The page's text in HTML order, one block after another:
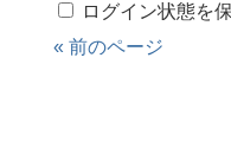
ログイン状態を
« 前のページ